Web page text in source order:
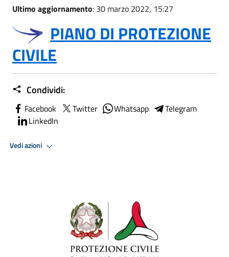
Ultimo aggiornamento: 30 marzo 2022, 15:27
PIANO DI PROTEZIONE
CIVILE
Condividi:
Facebook Twitter Whatsapp
Telegram
LinkedIn
Vedi azioni